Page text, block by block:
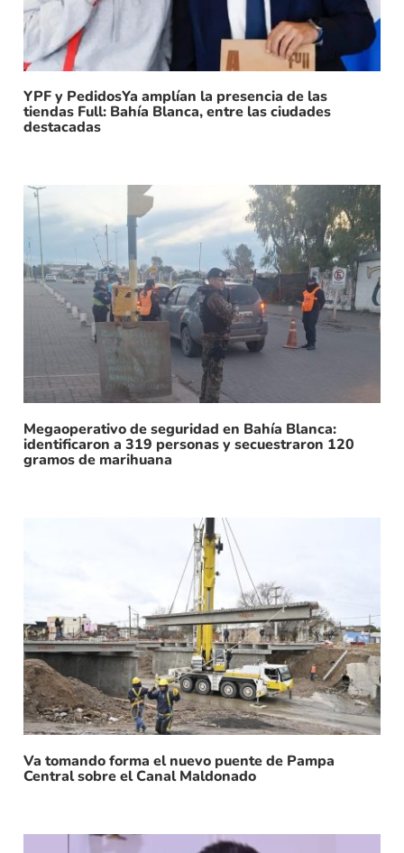
YPF y PedidosYa amplían la presencia de las
tiendas Full: Bahía Blanca, entre las ciudades
destacadas
Megaoperativo de seguridad en Bahía Blanca:
identificaron a 319 personas y secuestraron 120
gramos de marihuana
Va tomando forma el nuevo puente de Pampa
Central sobre el Canal Maldonado